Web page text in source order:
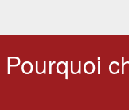
Pourquoi